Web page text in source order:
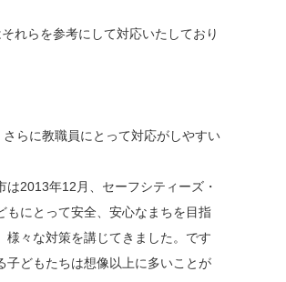
れらを参考にして対応いたしており
らに教職員にとって対応がしやすい
2013年12月、セーフシティーズ・
もにとって安全、安心なまちを目指
々な対策を講じてきました。です
子どもたちは想像以上に多いことが